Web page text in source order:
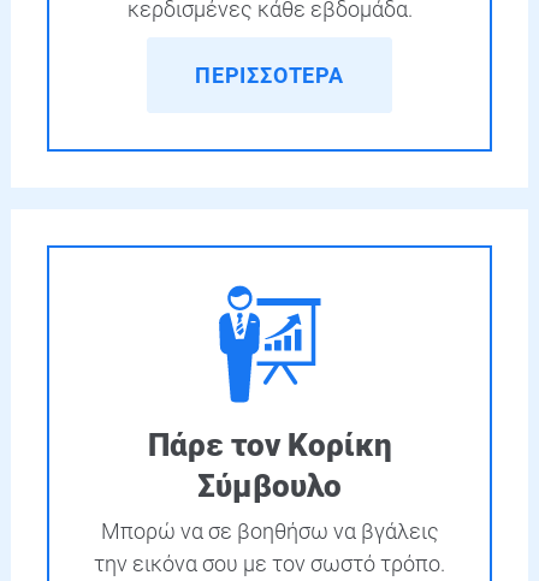
κερδισμένες κάθε εβδομάδα.
ΠΕΡΙΣΣΟΤΕΡΑ
Πάρε τον Κορίκη
Σύμβουλο
Μπορώ να σε βοηθήσω να βγάλεις
την εικόνα σου με τον σωστό τρόπο.